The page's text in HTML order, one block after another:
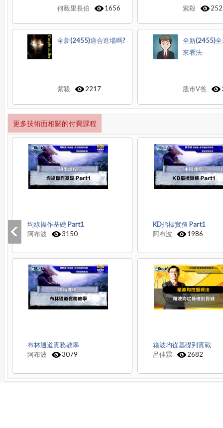
何毅里長伯
1656 紫殺
全新(2455)適合進場嗎?
紫殺 2217
全新(2455)
來看法
股市V爸
更多技術面相關的付費課程
均線操作基礎 Part1
阿布波
3150
KD指標實務 Part1
阿布波
1986
布林通道實務教學
阿布波
3079
箱波均從基礎到實戰
呂佳霖
2682